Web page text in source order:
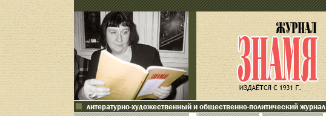
литературно-художественный и общественно-политический журнал